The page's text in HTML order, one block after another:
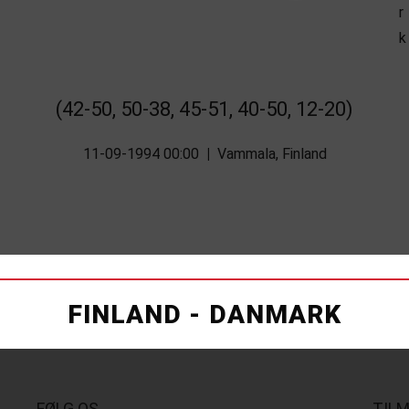
(42-50, 50-38, 45-51, 40-50, 12-20)
11-09-1994 00:00 Vammala, Finland
FINLAND - DANMARK